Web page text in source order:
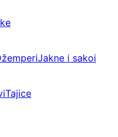
Jakne i sakoi
Tajice